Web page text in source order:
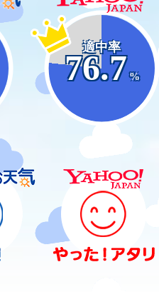
適中率
76.7
%